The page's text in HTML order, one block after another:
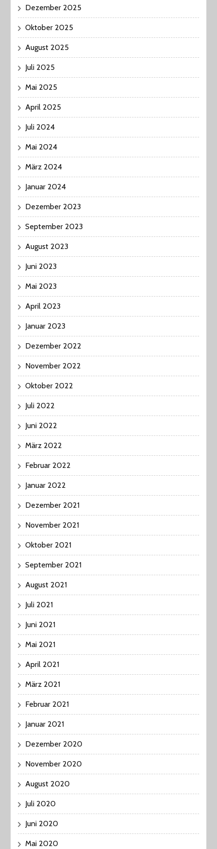
Dezember 2025
Oktober 2025
August 2025
Juli 2025
Mai 2025
April 2025
Juli 2024
Mai 2024
März 2024
Januar 2024
Dezember 2023
September 2023
August 2023
Juni 2023
Mai 2023
April 2023
Januar 2023
Dezember 2022
November 2022
Oktober 2022
Juli 2022
Juni 2022
März 2022
Februar 2022
Januar 2022
Dezember 2021
November 2021
Oktober 2021
September 2021
August 2021
Juli 2021
Juni 2021
Mai 2021
April 2021
März 2021
Februar 2021
Januar 2021
Dezember 2020
November 2020
August 2020
Juli 2020
Juni 2020
Mai 2020